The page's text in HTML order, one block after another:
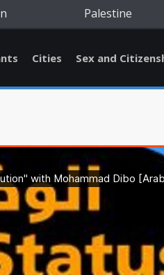
Palestine
Cities Sex and